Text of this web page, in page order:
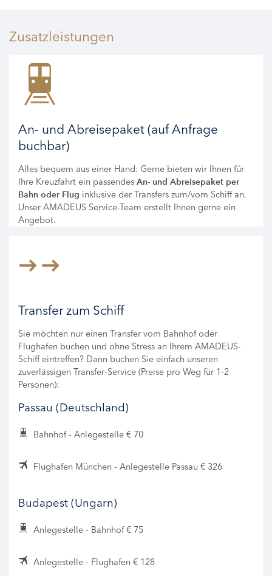
Zusatzleistungen
An- und Abreisepaket (auf Anfrage
buchbar)
Alles bequem aus einer Hand: Gerne bieten wir Ihnen für
Ihre Kreuzfahrt ein passendes An- und Abreisepaket per
Bahn oder Flug inklusive der Transfers zum/vom Schiff an.
Unser AMADEUS Service-Team erstellt Ihnen gerne ein
Angebot.
Transfer zum Schiff
Sie möchten nur einen Transfer vom Bahnhof oder
Flughafen buchen und ohne Stress an Ihrem AMADEUS-
Schiff eintreffen? Dann buchen Sie einfach unseren
zuverlässigen Transfer-Service (Preise pro Weg für 1-2
Personen):
Passau (Deutschland)
Bahnhof - Anlegestelle € 70
Flughafen München - Anlegestelle Passau € 326
Budapest (Ungarn)
Anlegestelle - Bahnhof € 75
Anlegestelle - Flughafen € 128